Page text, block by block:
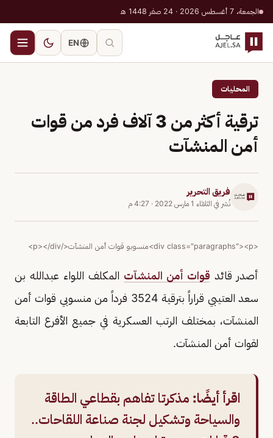
الجمعة، 7 أغسطس 2026 · 24 صفر 1448 هـ
EN
المحليات
ترقية أكثر من 3 آلاف فرد من قوات
أمن المنشآت
فريق التحرير
نُشر في الثلاثاء 1 مارس 2022 · 4:27 م
<div class="paragraphs"><p>منسوبو قوات أمن المنشآت</p></div>
أصدر قائد قوات أمن المنشآت المكلف اللواء عبدالله بن
سعد العتيبي قراراً بترقية 3524 فرداً من منسوبي قوات أمن
المنشآت، بمختلف الرتب العسكرية في جميع الأفرع التابعة
لقوات أمن المنشآت.
اقرأ أيضًا: مذكرتا تفاهم بقطاعي الطاقة
والسياحة وتشكيل لجنة صناعة اللقاحات..